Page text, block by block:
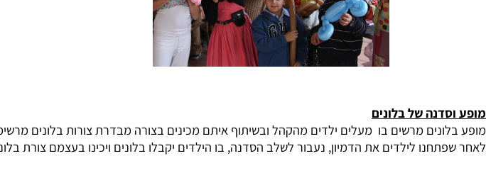
של בלונים
מרשים בו מעלים ילדים מהקהל ובשיתוף איתם מכינים בצורה מבדרת צורות בלונים מרשימות.